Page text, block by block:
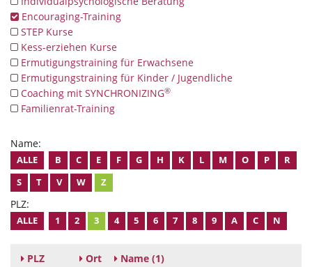
Encouraging-Training
STEP Kurse
Kess-erziehen Kurse
Ermutigungstraining für Erwachsene
Ermutigungstraining für Kinder / Jugendliche
Coaching mit SYNCHRONIZING®
Familienrat-Training
Name:
ALLE B C E F G H K L M O P
R
S
T V W Z
PLZ:
ALLE 1 2 3 4 5 6 7 8 9 A C N
PLZ Ort Name (1)